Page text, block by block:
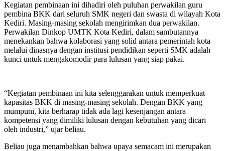
Kegiatan pembinaan ini dihadiri oleh puluhan perwakilan guru
pembina BKK dari seluruh SMK negeri dan swasta di wilayah Kota
Kediri. Masing-masing sekolah mengirimkan dua perwakilan.
Perwakilan Dinkop UMTK Kota Kediri, dalam sambutannya
menekankan bahwa kolaborasi yang solid antara pemerintah kota
melalui dinasnya dengan institusi pendidikan seperti SMK adalah
kunci untuk mengakomodir para lulusan yang siap pakai.
“Kegiatan pembinaan ini kita selenggarakan untuk memperkuat
kapasitas BKK di masing-masing sekolah. Dengan BKK yang
mumpuni, kita berharap tidak ada lagi kesenjangan antara
kompetensi yang dimiliki lulusan dengan kebutuhan yang dicari
oleh industri,” ujar beliau.
Beliau juga menambahkan bahwa upaya semacam ini merupakan